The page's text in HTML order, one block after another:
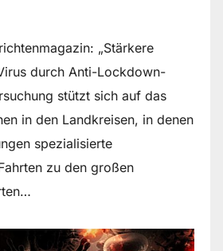
„Stärkere
durch Anti-Lockdown-
stützt sich auf das
in den Landkreisen, in denen
spezialisierte
zu den großen